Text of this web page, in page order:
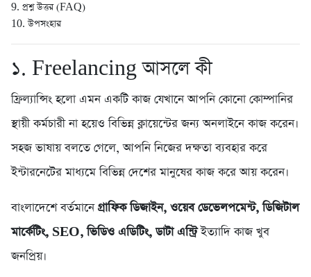
9. প্রশ্ন উত্তর (FAQ)
10. উপসংহার
১. Freelancing আসলে কী
ফ্রিল্যান্সিং হলো এমন একটি কাজ যেখানে আপনি কোনো কোম্পানির
স্থায়ী কর্মচারী না হয়েও বিভিন্ন ক্লায়েন্টের জন্য অনলাইনে কাজ করেন।
সহজ ভাষায় বলতে গেলে, আপনি নিজের দক্ষতা ব্যবহার করে
ইন্টারনেটের মাধ্যমে বিভিন্ন দেশের মানুষের কাজ করে আয় করেন।
বাংলাদেশে বর্তমানেগ্রাফিক ডিজাইন, ওয়েব ডেভেলপমেন্ট, ডিজিটাল
মার্কেটিং, SEO, ভিডিও এডিটিং, ডাটা এন্ট্রিইত্যাদি কাজ খুব
জনপ্রিয়।